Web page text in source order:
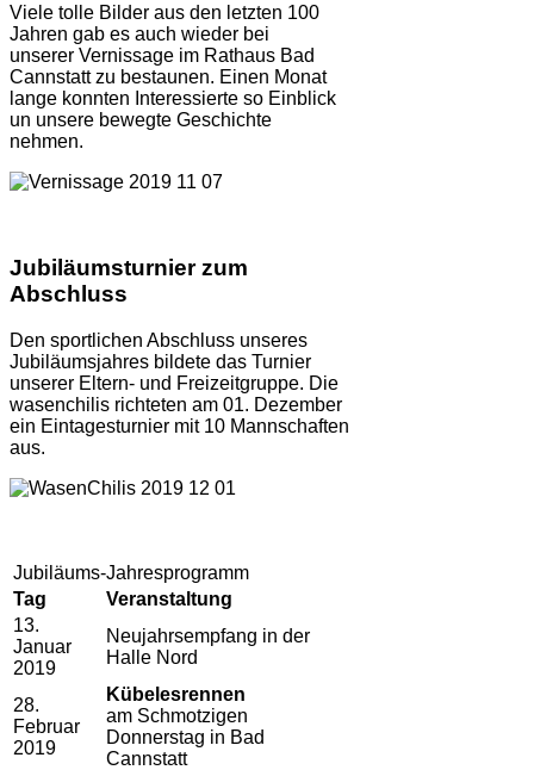
Viele tolle Bilder aus den letzten 100
Jahren gab es auch wieder bei
unserer Vernissage im Rathaus Bad
Cannstatt zu bestaunen. Einen Monat
lange konnten Interessierte so Einblick
un unsere bewegte Geschichte
nehmen.
Jubiläumsturnier zum
Abschluss
Den sportlichen Abschluss unseres
Jubiläumsjahres bildete das Turnier
unserer Eltern- und Freizeitgruppe. Die
wasenchilis richteten am 01. Dezember
ein Eintagesturnier mit 10 Mannschaften
aus.
Jubiläums-Jahresprogramm
Tag
Veranstaltung
13.
Januar
2019
Neujahrsempfang in der
Halle Nord
28.
Februar
2019
Kübelesrennen
am Schmotzigen
Donnerstag in Bad
Cannstatt